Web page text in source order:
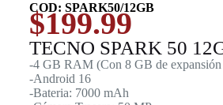
COD: SPARK50/12GB
$199.99
TECNO SPARK 50
-4 GB RAM (Con 8 GB de
-Android 16
-Bateria: 7000 mAh